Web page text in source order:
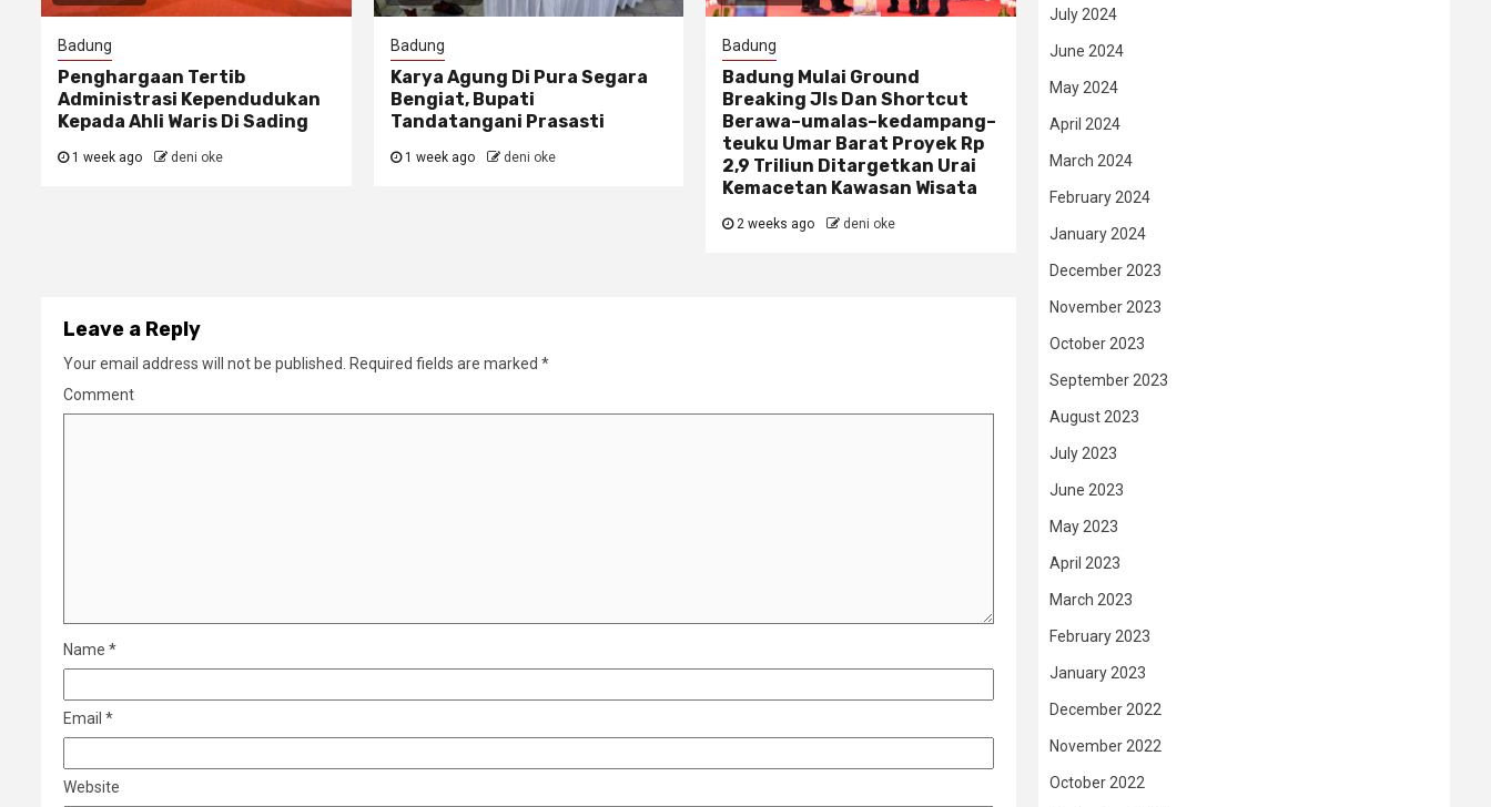
Badung
Penghargaan Tertib
Administrasi Kependudukan
Kepada Ahli Waris Di Sading
1 week ago deni oke
Badung
Karya Agung Di Pura Segara
Bengiat, Bupati
Tandatangani Prasasti
1 week ago deni oke
Badung
Badung Mulai Ground
Breaking Jls Dan Shortcut
Berawa–umalas–kedampang–
teuku Umar Barat Proyek Rp
2,9 Triliun Ditargetkan Urai
Kemacetan Kawasan Wisata
2 weeks ago deni oke
Leave a Reply
Your email address will not be published. Required fields are marked *
Comment
Name *
Email *
Website
July 2024
June 2024
May 2024
April 2024
March 2024
February 2024
January 2024
December 2023
November 2023
October 2023
September 2023
August 2023
July 2023
June 2023
May 2023
April 2023
March 2023
February 2023
January 2023
December 2022
November 2022
October 2022